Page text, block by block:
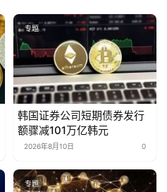
专题
韩国证券公司短期债券发行
额骤减101万亿韩元
2026年8月10日 0
专题